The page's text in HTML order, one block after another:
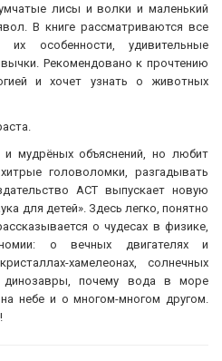
лисы и волки и маленький
В книге рассматриваются все
особенности, удивительные
Рекомендовано к прочтению
и хочет узнать о животных
мудрёных объяснений, но любит
головоломки, разгадывать
АСТ выпускает новую
для детей». Здесь легко, понятно
о чудесах в физике,
о вечных двигателях и
хамелеонах, солнечных
почему вода в море
небе и о многом-многом другом.